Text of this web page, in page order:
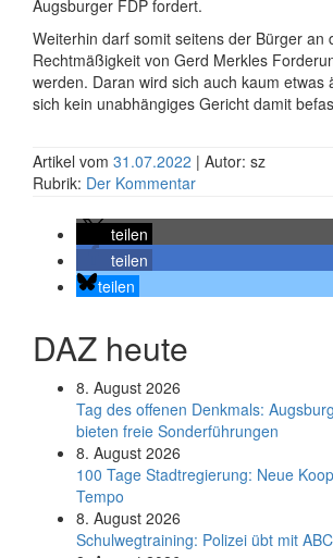
Augsburger FDP fordert.
Weiterhin darf somit seitens der Bürger an
Rechtmäßigkeit von Gerd Merkles
werden. Daran wird sich auch kaum etwas
sich kein unabhängiges Gericht damit
Artikel vom 31.07.2022 | Autor: sz
Rubrik: Der Kommentar
teilen
teilen
teilen
DAZ heute
8. August 2026
Tag des offenen Denkmals:
bieten freie Sonderführungen
8. August 2026
100 Tage Stadtregierung: Neue
Tempo
8. August 2026
Schul­weg­trai­ning: Poli­zei übt mit